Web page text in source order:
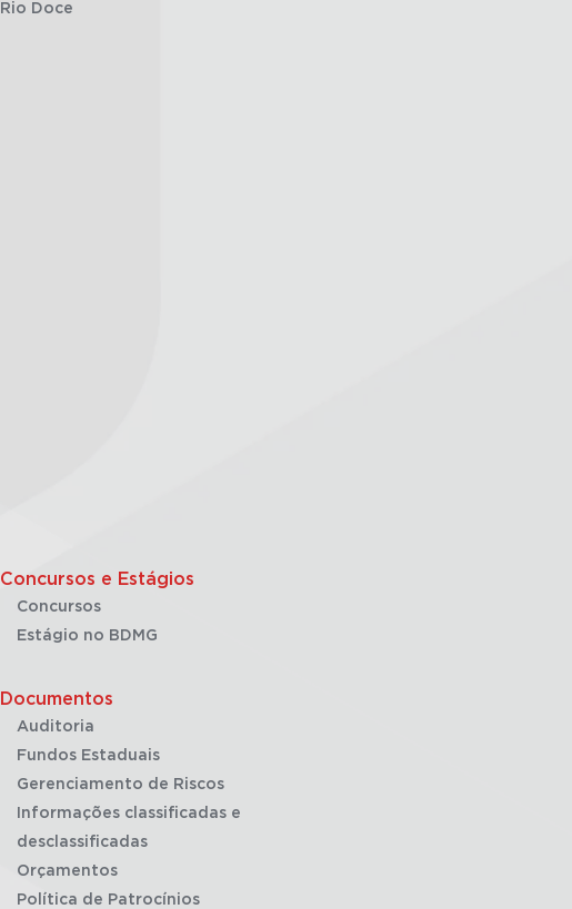
Rio Doce
Concursos e Estágios
Concursos
Estágio no BDMG
Documentos
Auditoria
Fundos Estaduais
Gerenciamento de Riscos
Informações classificadas e
desclassificadas
Orçamentos
Política de Patrocínios